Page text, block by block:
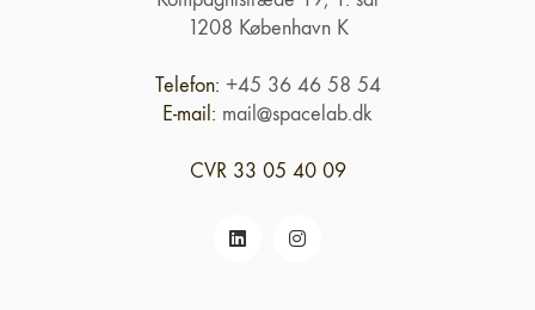
1208 København K
Telefon: +45 36 46 58 54
E-mail: mail@spacelab.dk
CVR 33 05 40 09